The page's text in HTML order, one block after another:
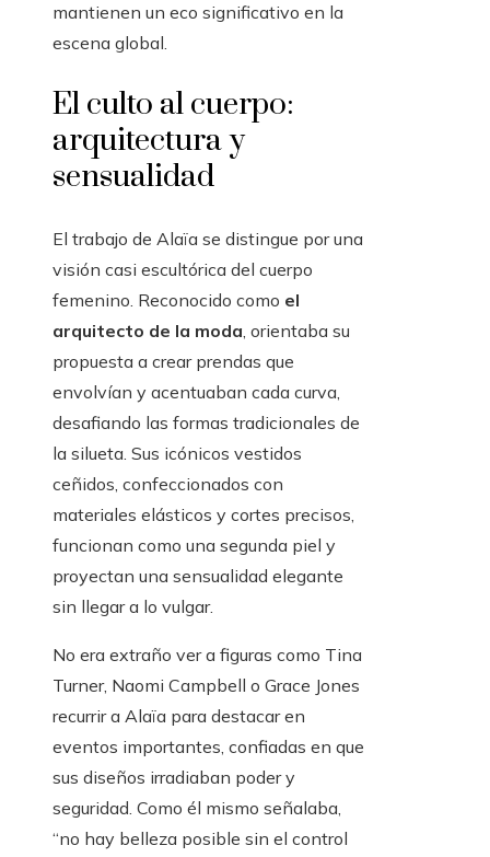
mantienen un eco significativo en la
escena global.
El culto al cuerpo:
arquitectura y
sensualidad
El trabajo de Alaïa se distingue por una
visión casi escultórica del cuerpo
femenino. Reconocido como el
arquitecto de la moda, orientaba su
propuesta a crear prendas que
envolvían y acentuaban cada curva,
desafiando las formas tradicionales de
la silueta. Sus icónicos vestidos
ceñidos, confeccionados con
materiales elásticos y cortes precisos,
funcionan como una segunda piel y
proyectan una sensualidad elegante
sin llegar a lo vulgar.
No era extraño ver a figuras como Tina
Turner, Naomi Campbell o Grace Jones
recurrir a Alaïa para destacar en
eventos importantes, confiadas en que
sus diseños irradiaban poder y
seguridad. Como él mismo señalaba,
“no hay belleza posible sin el control